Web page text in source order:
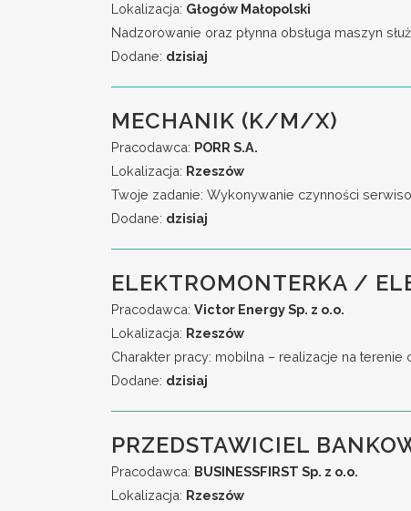
Lokalizacja: Głogów Małopolski
Nadzorowanie oraz płynna obsługa maszyn
Dodane: dzisiaj
MECHANIK (K/M/X)
Pracodawca: PORR S.A.
Lokalizacja: Rzeszów
Twoje zadanie: Wykonywanie czynności
Dodane: dzisiaj
ELEKTROMONTERKA /
Pracodawca: Victor Energy Sp. z o.o.
Lokalizacja: Rzeszów
Charakter pracy: mobilna – realizacje na
Dodane: dzisiaj
PRZEDSTAWICIEL
Pracodawca: BUSINESSFIRST Sp. z o.o.
Lokalizacja: Rzeszów